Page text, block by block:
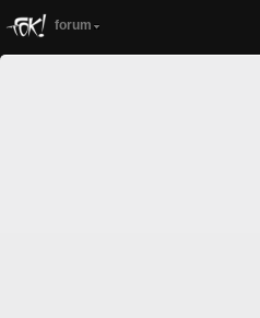
forum